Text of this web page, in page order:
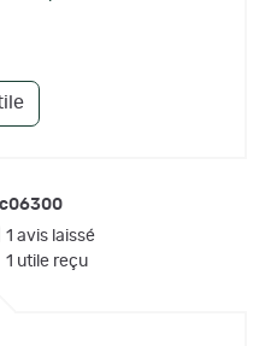
1 avis laissé
1 utile reçu